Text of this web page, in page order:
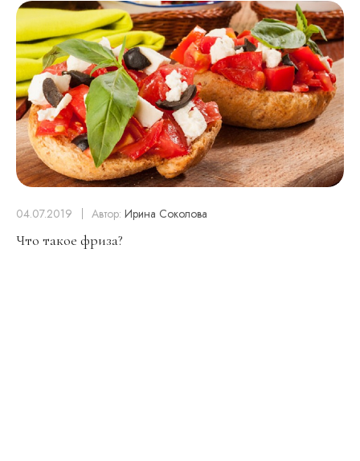
04.07.2019 Автор: Ирина Соколова
Что такое фриза?